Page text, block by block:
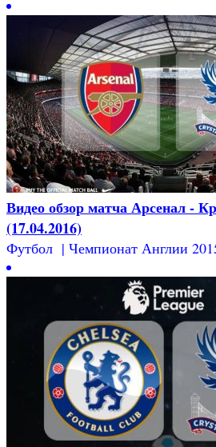
Видео обзор матча Арсенал -
(17.04.2016)
Футбол | Чемпионат Англии